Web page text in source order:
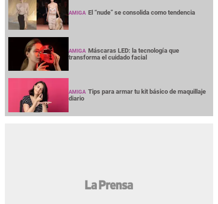
AMIGA El “nude” se consolida como tendencia
AMIGA Máscaras LED: la tecnología que
transforma el cuidado facial
AMIGA Tips para armar tu kit básico de maquillaje
diario